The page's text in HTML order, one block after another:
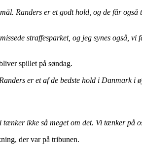
Randers er et godt hold, og de får også
straffesparket, og jeg synes også,
spillet på søndag.
er et af de bedste hold i Danmark i
ikke så meget om det. Vi tænker på
der var på tribunen.